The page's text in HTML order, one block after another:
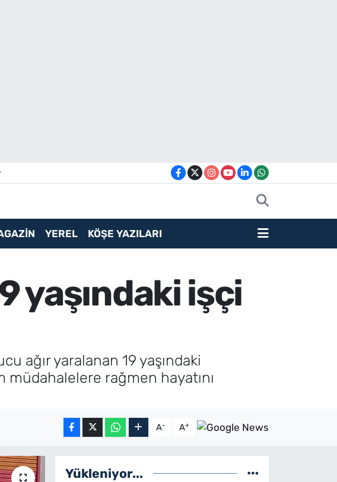
YEREL KÖŞE YAZILARI
yaşındaki işçi
ağır yaralanan 19 yaşındaki
müdahalelere rağmen hayatını
A- A+
Yükleniyor...